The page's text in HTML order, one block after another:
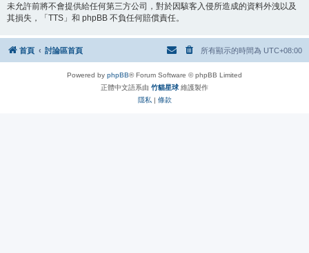
未允許前將不會提供給任何第三方公司，對於因駭客入侵所造成的資料外洩以及
其損失，「TTS」和 phpBB 不負任何賠償責任。
首頁 討論區首頁 所有顯示的時間為 UTC+08:00
Powered by phpBB® Forum Software © phpBB Limited
正體中文語系由 竹貓星球 維護製作
隱私 | 條款